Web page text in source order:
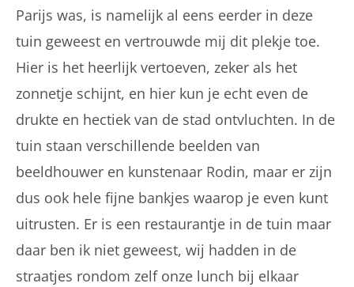
Parijs was, is namelijk al eens eerder in deze
tuin geweest en vertrouwde mij dit plekje toe.
Hier is het heerlijk vertoeven, zeker als het
zonnetje schijnt, en hier kun je echt even de
drukte en hectiek van de stad ontvluchten. In de
tuin staan verschillende beelden van
beeldhouwer en kunstenaar Rodin, maar er zijn
dus ook hele fijne bankjes waarop je even kunt
uitrusten. Er is een restaurantje in de tuin maar
daar ben ik niet geweest, wij hadden in de
straatjes rondom zelf onze lunch bij elkaar